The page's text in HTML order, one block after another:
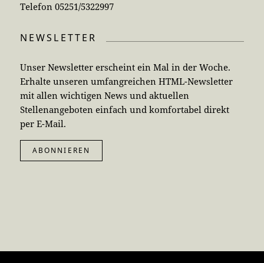
Telefon 05251/5322997
NEWSLETTER
Unser Newsletter erscheint ein Mal in der Woche.
Erhalte unseren umfangreichen HTML-Newsletter
mit allen wichtigen News und aktuellen
Stellenangeboten einfach und komfortabel direkt
per E-Mail.
ABONNIEREN